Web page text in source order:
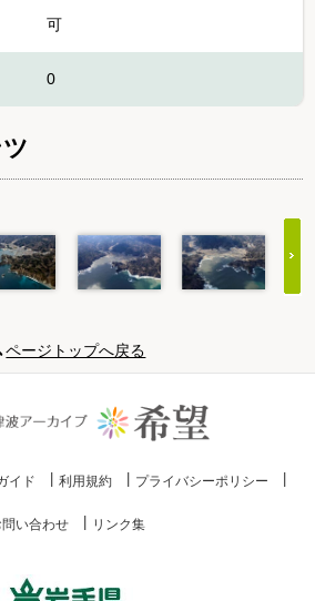
可
0
ページトップへ戻る
イド 利用規約 プライバシーポリシー
問い合わせ リンク集